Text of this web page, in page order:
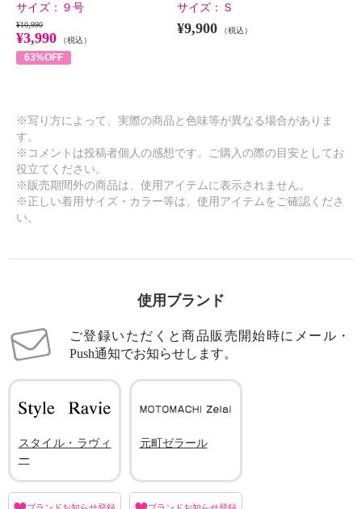
サイズ： ９号
¥10,990
¥3,990 （税込）
63%OFF
サイズ： Ｓ
¥9,900 （税込）
※写り方によって、実際の商品と色味等が異なる場合がありま
す。
※コメントは投稿者個人の感想です。ご購入の際の目安としてお
役立てください。
※販売期間外の商品は、使用アイテムに表示されません。
※正しい着用サイズ・カラー等は、使用アイテムをご確認くださ
い。
使用ブランド
ご登録いただくと商品販売開始時にメール・
Push通知でお知らせします。
スタイル・ラヴィ
ー
元町ゼラール